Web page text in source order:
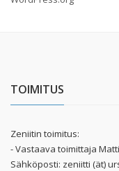
TOIMITUS
Zeniitin toimitus:
- Vastaava toimittaja
Sähköposti: zeniitti (ät)